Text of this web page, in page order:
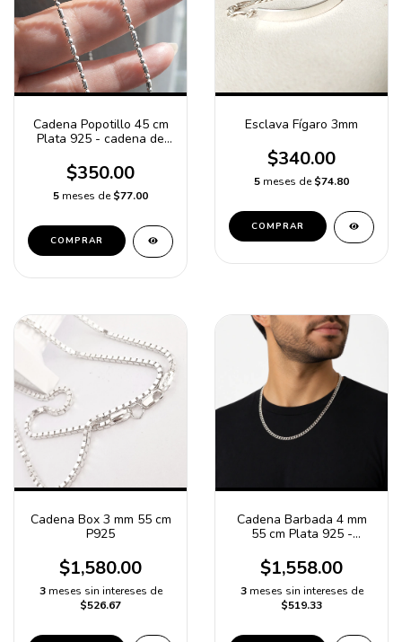
Cadena Popotillo 45 cm
Plata 925 - cadena de
mujer
$350.00
5 meses de$77.00
COMPRAR
Esclava Fígaro 3mm
$340.00
5 meses de$74.80
COMPRAR
Cadena Box 3 mm 55 cm
P925
$1,580.00
3 meses sin intereses de
$526.67
Cadena Barbada 4 mm
55 cm Plata 925 -
Cadena Unisex
$1,558.00
3 meses sin intereses de
$519.33